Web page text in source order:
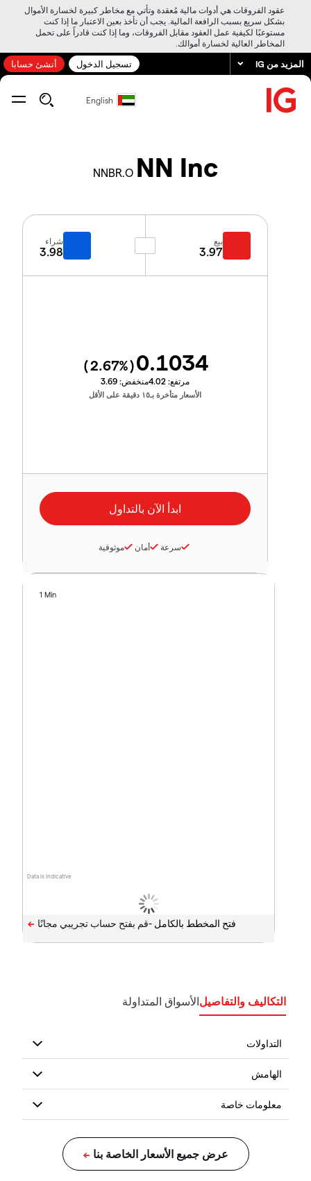
عقود الفروقات هي أدوات مالية مُعقدة وتأتي مع مخاطر كبيرة لخسارة الأموال
بشكل سريع بسبب الرافعة المالية. يجب أن تأخذ بعين الاعتبار ما إذا كنت
مستوعبًا لكيفية عمل العقود مقابل الفروقات، وما إذا كنت قادراً على تحمل
المخاطر العالية لخسارة أموالك.
المزيد من IG تسجيل الدخول أنشئ حسابا
English
NN Inc
NNBR.O
بيع
3.97
شراء
3.98
0.1034
(
2.67%)
مرتفع: 4.02منخفض: 3.69
الأسعار متأخرة بـ١٥ دقيقة على الأقل
سرعة أمان موثوقية
Data is indicative
1 Min
فتح المخطط بالكامل -
التكاليف والتفاصيلالأسواق المتداولة